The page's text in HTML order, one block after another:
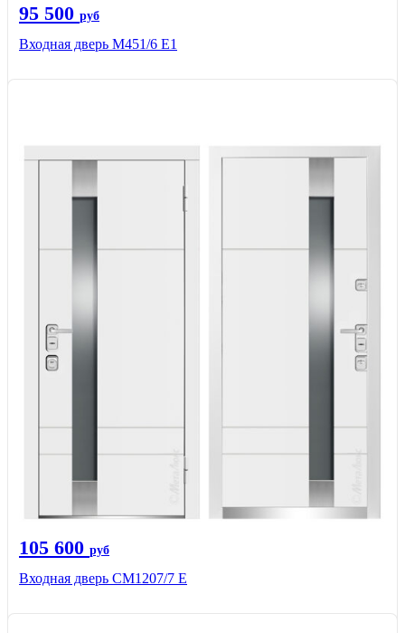
95 500 руб
Входная дверь М451/6 Е1
105 600 руб
Входная дверь СМ1207/7 E